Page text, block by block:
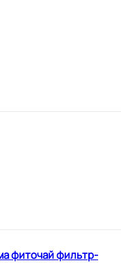
фиточай фильтр-